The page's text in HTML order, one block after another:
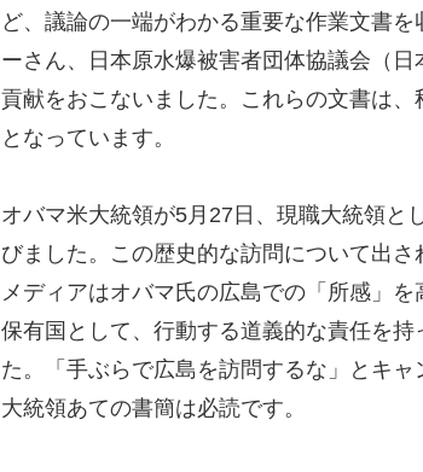
ど、議論の一端がわかる重要な作業文書
ーさん、日本原水爆被害者団体協議会（
貢献をおこないました。これらの文書は
となっています。
オバマ米大統領が5月27日、現職大統領と
びました。この歴史的な訪問について出
メディアはオバマ氏の広島での「所感」
保有国として、行動する道義的な責任を
た。「手ぶらで広島を訪問するな」とキ
大統領あての書簡は必読です。